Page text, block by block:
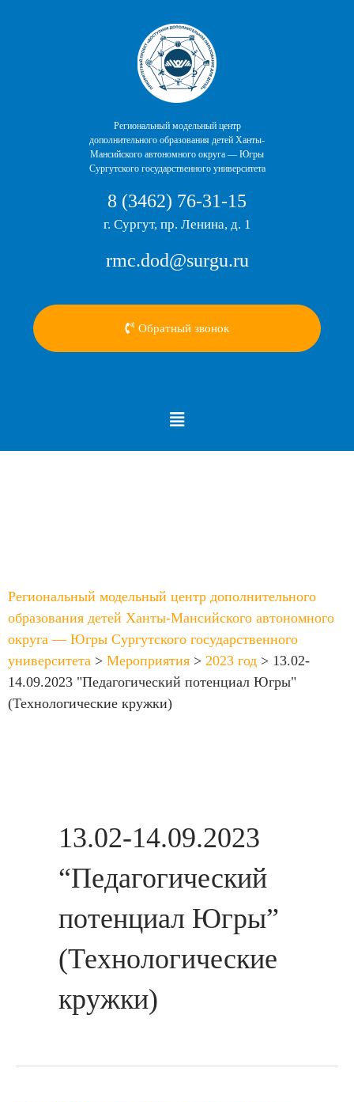
Региональный модельный центр
дополнительного образования детей Ханты-
Мансийского автономного округа — Югры
Сургутского государственного университета
8 (3462) 76-31-15
г. Сургут, пр. Ленина, д. 1
rmc.dod@surgu.ru
Обратный звонок
Меню
Региональный модельный центр дополнительного
образования детей Ханты-Мансийского автономного
округа — Югры Сургутского государственного
университета > Мероприятия > 2023 год > 13.02-
14.09.2023 "Педагогический потенциал Югры"
(Технологические кружки)
13.02-14.09.2023
“Педагогический
потенциал Югры”
(Технологические
кружки)